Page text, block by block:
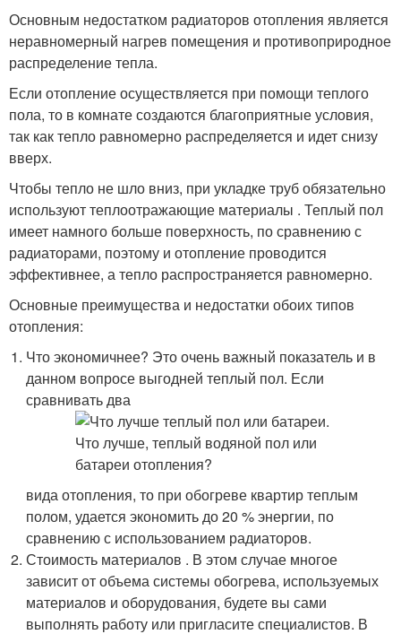
Основным недостатком радиаторов отопления является
неравномерный нагрев помещения и противоприродное
распределение тепла.
Если отопление осуществляется при помощи теплого
пола, то в комнате создаются благоприятные условия,
так как тепло равномерно распределяется и идет снизу
вверх.
Чтобы тепло не шло вниз, при укладке труб обязательно
используют теплоотражающие материалы . Теплый пол
имеет намного больше поверхность, по сравнению с
радиаторами, поэтому и отопление проводится
эффективнее, а тепло распространяется равномерно.
Основные преимущества и недостатки обоих типов
отопления:
Что экономичнее? Это очень важный показатель и в
данном вопросе выгодней теплый пол. Если
сравнивать два
вида отопления, то при обогреве квартир теплым
полом, удается экономить до 20 % энергии, по
сравнению с использованием радиаторов.
Стоимость материалов . В этом случае многое
зависит от объема системы обогрева, используемых
материалов и оборудования, будете вы сами
выполнять работу или пригласите специалистов. В